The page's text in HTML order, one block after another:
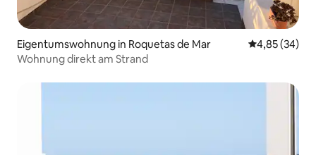
Eigentumswohnung in Roquetas de Mar
4,85 (34)
Wohnung direkt am Strand